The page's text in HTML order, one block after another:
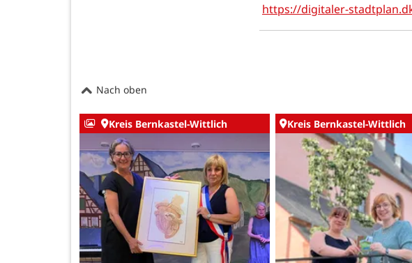
https://digitaler-
Nach oben
Kreis Bernkastel-Wittlich Kreis Bernkastel-Wittlich